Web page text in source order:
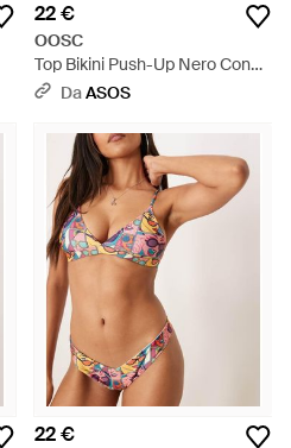
22 €
OOSC
Top Bikini Push-Up Nero Con
Stelle Scintillanti - Nero
DaASOS
22 €